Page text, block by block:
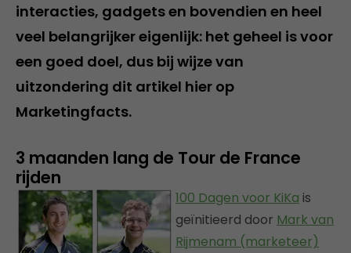
interacties, gadgets en bovendien en heel
veel belangrijker eigenlijk: het geheel is voor
een goed doel, dus bij wijze van
uitzondering dit artikel hier op
Marketingfacts.
3 maanden lang de Tour de France
rijden
100 Dagen voor KiKa is
geïnitieerd door Mark van
Rijmenam (marketeer)